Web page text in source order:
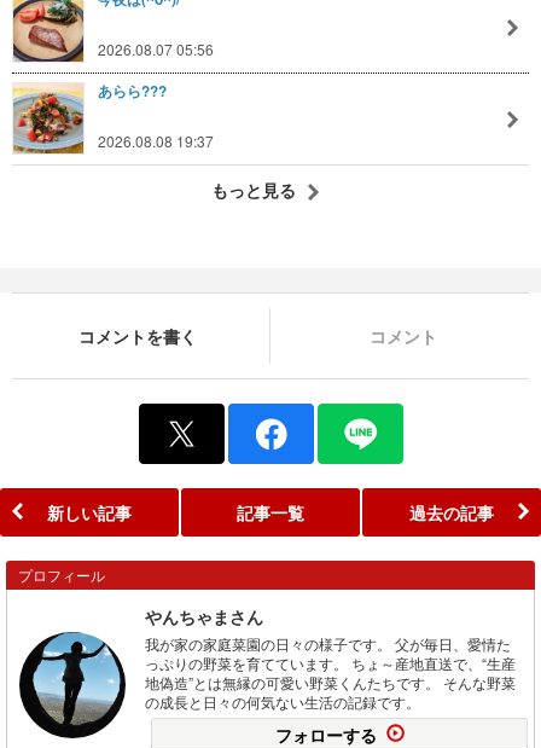
2026.08.07 05:56
あらら???
2026.08.08 19:37
もっと見る
コメントを書く コメント
新しい記事 記事一覧 過去の記事
プロフィール
やんちゃまさん
我が家の家庭菜園の日々の様子です。 父が毎日、愛情た
っぷりの野菜を育てています。 ちょ～産地直送で、“生産
地偽造”とは無縁の可愛い野菜くんたちです。 そんな野菜
の成長と日々の何気ない生活の記録です。
フォローする